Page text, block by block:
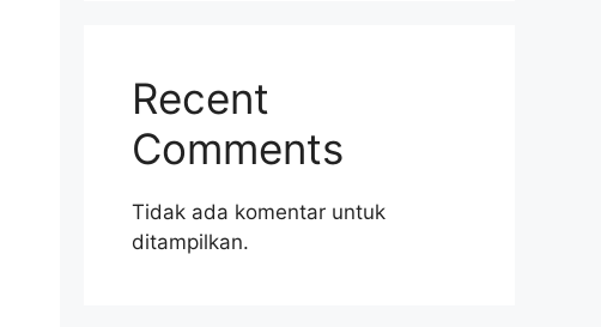
Recent
Comments
Tidak ada komentar untuk
ditampilkan.